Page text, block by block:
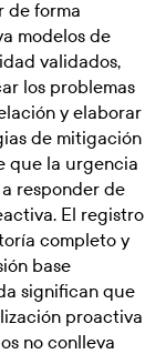
de forma
modelos de
validados,
los problemas
y elaborar
de mitigación
que la urgencia
responder de
El registro
completo y
base
significan que
proactiva
no conlleva